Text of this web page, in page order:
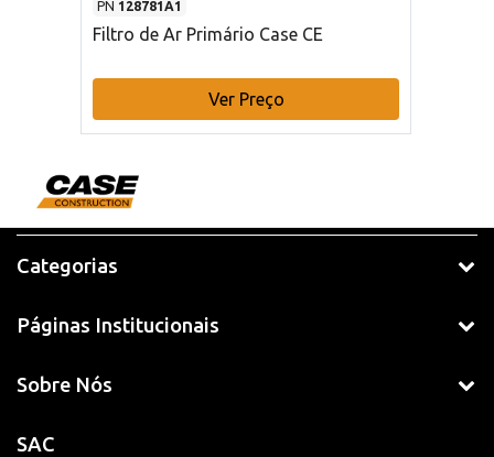
PN 128781A1
Filtro de Ar Primário Case CE
Ver Preço
Categorias
Páginas Institucionais
Sobre Nós
SAC